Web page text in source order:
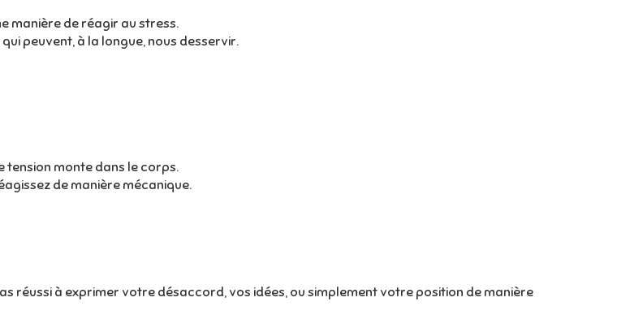
manière de réagir au stress.
peuvent, à la longue, nous desservir.
tension monte dans le corps.
de manière mécanique.
réussi à exprimer votre désaccord, vos idées, ou simplement votre position de manière